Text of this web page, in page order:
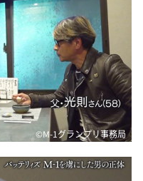
©️M-1グランプリ事務局